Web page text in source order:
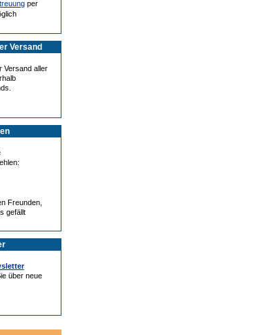
per
Versand
Versand aller
Freunden,
gefällt
über neue